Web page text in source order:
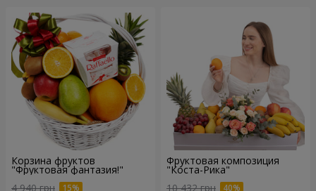
Корзина фруктов
"Фруктовая фантазия!"
4 940 грн
Фруктовая композиция
"Коста-Рика"
10 432 грн